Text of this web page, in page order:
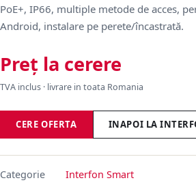
PoE+, IP66, multiple metode de acces,
Android, instalare pe perete/încastrată.
Preț la cerere
TVA inclus · livrare in toata Romania
CERE OFERTA INAPOI LA
Categorie
Interfon Smart